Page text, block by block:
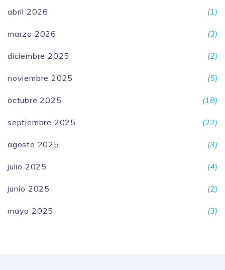
abril 2026 (1)
marzo 2026 (3)
diciembre 2025 (2)
noviembre 2025 (5)
octubre 2025 (18)
septiembre 2025 (22)
agosto 2025 (3)
julio 2025 (4)
junio 2025 (2)
mayo 2025 (3)